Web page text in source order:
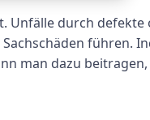
Unfälle durch
führen.
man dazu